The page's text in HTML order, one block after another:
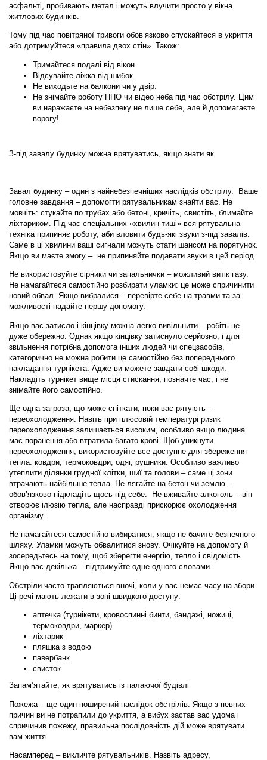
асфальті, пробивають метал і можуть влучити просто у вікна
житлових будинків.
Тому під час повітряної тривоги обов’язково спускайтеся в укриття
або дотримуйтеся «правила двох стін». Також:
Тримайтеся подалі від вікон.
Відсувайте ліжка від шибок.
Не виходьте на балкони чи у двір.
Не знімайте роботу ППО чи відео неба під час обстрілу. Цим
ви наражаєте на небезпеку не лише себе, але й допомагаєте
ворогу!
З-під завалу будинку можна врятуватись, якщо знати як
Завал будинку – один з найнебезпечніших наслідків обстрілу. Ваше
головне завдання – допомогти рятувальникам знайти вас. Не
мовчіть: стукайте по трубах або бетоні, кричіть, свистіть, блимайте
ліхтариком. Під час спеціальних «хвилин тиші» вся рятувальна
техніка припиняє роботу, аби вловити будь-які звуки з-під завалів.
Саме в ці хвилини ваші сигнали можуть стати шансом на порятунок.
Якщо ви маєте змогу – не припиняйте подавати звуки в цей період.
Не використовуйте сірники чи запальнички – можливий витік газу.
Не намагайтеся самостійно розбирати уламки: це може спричинити
новий обвал. Якщо вибралися – перевірте себе на травми та за
можливості надайте першу допомогу.
Якщо вас затисло і кінцівку можна легко вивільнити – робіть це
дуже обережно. Однак якщо кінцівку затиснуло серйозно, і для
звільнення потрібна допомога інших людей чи спецзасобів,
категорично не можна робити це самостійно без попереднього
накладання турнікета. Адже ви можете завдати собі шкоди.
Накладіть турнікет вище місця стискання, позначте час, і не
знімайте його самостійно.
Ще одна загроза, що може спіткати, поки вас рятують –
переохолодження. Навіть при плюсовій температурі ризик
переохолодження залишається високим, особливо якщо людина
має поранення або втратила багато крові. Щоб уникнути
переохолодження, використовуйте все доступне для збереження
тепла: ковдри, термоковдри, одяг, рушники. Особливо важливо
утеплити ділянки грудної клітки, шиї та голови – саме ці зони
втрачають найбільше тепла. Не лягайте на бетон чи землю –
обов’язково підкладіть щось під себе. Не вживайте алкоголь – він
створює ілюзію тепла, але насправді прискорює охолодження
організму.
Не намагайтеся самостійно вибиратися, якщо не бачите безпечного
шляху. Уламки можуть обвалитися знову. Очікуйте на допомогу й
зосередьтесь на тому, щоб зберегти енергію, тепло і свідомість.
Якщо вас декілька – підтримуйте одне одного словами.
Обстріли часто трапляються вночі, коли у вас немає часу на збори.
Ці речі мають лежати в зоні швидкого доступу:
аптечка (турнікети, кровоспинні бинти, бандажі, ножиці,
термоковдри, маркер)
ліхтарик
пляшка з водою
павербанк
свисток
Запам’ятайте, як врятуватись із палаючої будівлі
Пожежа – ще один поширений наслідок обстрілів. Якщо з певних
причин ви не потрапили до укриття, а вибух застав вас удома і
спричинив пожежу, правильна послідовність дій може врятувати
вам життя.
Насамперед – викличте рятувальників. Назвіть адресу,